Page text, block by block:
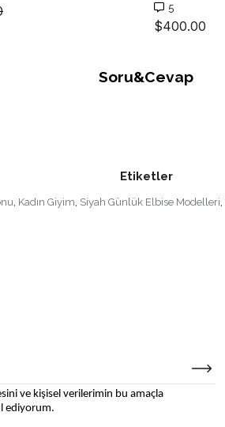
5
$400.00
Soru&Cevap
Etiketler
, Kadın Giyim, Siyah Günlük Elbise Modelleri,
ve kişisel verilerimin bu amaçla
ediyorum.